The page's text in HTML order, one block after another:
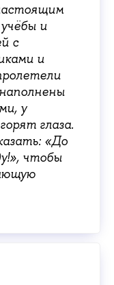
и
с
и
у
глаза.
«До
чтобы